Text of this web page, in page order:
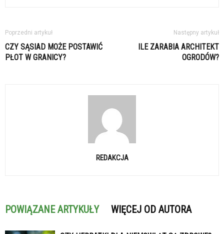
Poprzedni artykuł
CZY SĄSIAD MOŻE POSTAWIĆ
PŁOT W GRANICY?
Następny artykuł
ILE ZARABIA ARCHITEKT
OGRODÓW?
REDAKCJA
POWIĄZANE ARTYKUŁY WIĘCEJ OD AUTORA